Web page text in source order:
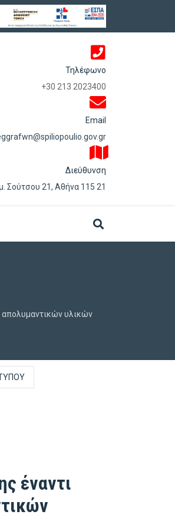
Τηλέφωνο
+30 213 2023400
Email
Διεύθυνση
Σούτσου 21, Αθήνα 115 21
υλικών
έναντι